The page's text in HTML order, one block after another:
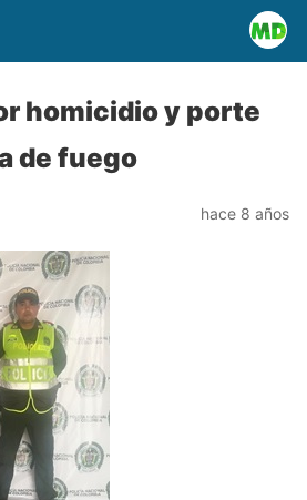
homicidio y porte
de fuego
hace 8 años